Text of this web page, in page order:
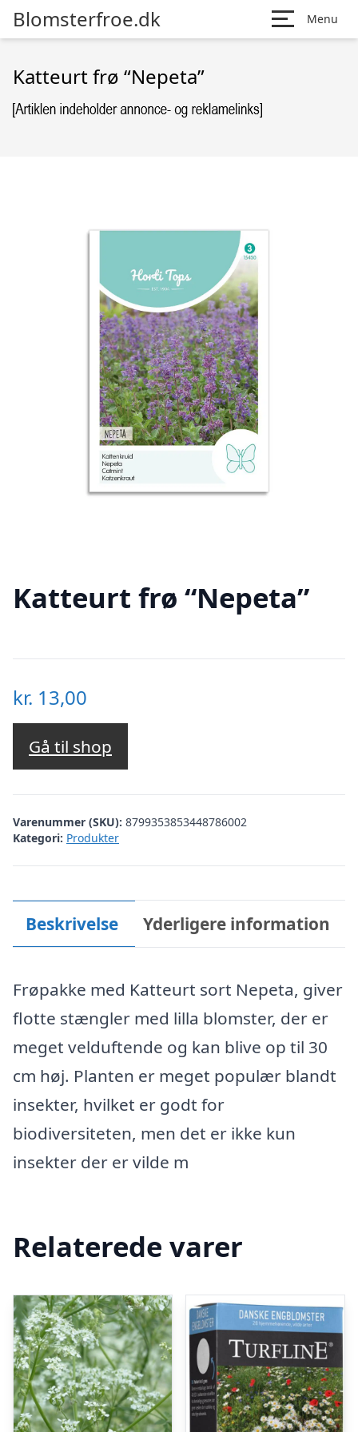
Blomsterfroe.dk Menu
Katteurt frø “Nepeta”
Katteurt frø “Nepeta”
kr. 13,00
Gå til shop
Varenummer (SKU): 8799353853448786002
Kategori: Produkter
Beskrivelse Yderligere information
Frøpakke med Katteurt sort Nepeta, giver
flotte stængler med lilla blomster, der er
meget velduftende og kan blive op til 30
cm høj. Planten er meget populær blandt
insekter, hvilket er godt for
biodiversiteten, men det er ikke kun
insekter der er vilde m
Relaterede varer